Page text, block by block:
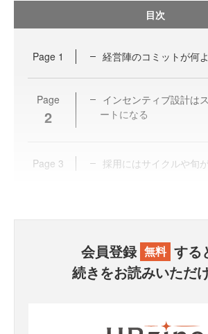
目次
Page 1 経営陣のコミットが何
Page
2
インセンティブ設計は
ートになる
Page 3 採用にはサイクルや旬
会員登録 無料 する
続きをお読みいただ